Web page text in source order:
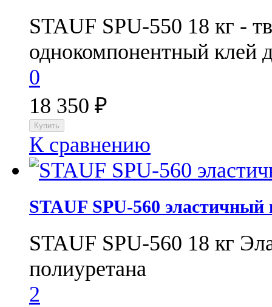
STAUF SPU-550 18 кг -
однокомпонентный клей
0
18 350 ₽
К сравнению
STAUF SPU-560
STAUF SPU-560 18 кг
полиуретана
2